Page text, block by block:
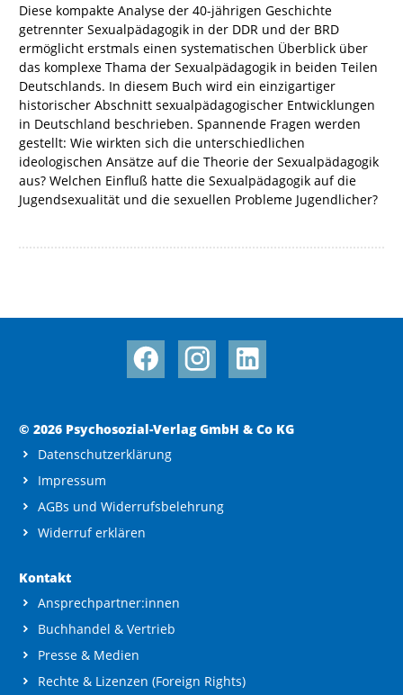
Diese kompakte Analyse der 40-jährigen Geschichte
getrennter Sexualpädagogik in der DDR und der BRD
ermöglicht erstmals einen systematischen Überblick über
das komplexe Thama der Sexualpädagogik in beiden Teilen
Deutschlands. In diesem Buch wird ein einzigartiger
historischer Abschnitt sexualpädagogischer Entwicklungen
in Deutschland beschrieben. Spannende Fragen werden
gestellt: Wie wirkten sich die unterschiedlichen
ideologischen Ansätze auf die Theorie der Sexualpädagogik
aus? Welchen Einfluß hatte die Sexualpädagogik auf die
Jugendsexualität und die sexuellen Probleme Jugendlicher?
© 2026 Psychosozial-Verlag GmbH & Co KG
Datenschutzerklärung
Impressum
AGBs und Widerrufsbelehrung
Widerruf erklären
Kontakt
Ansprechpartner:innen
Buchhandel & Vertrieb
Presse & Medien
Rechte & Lizenzen (Foreign Rights)